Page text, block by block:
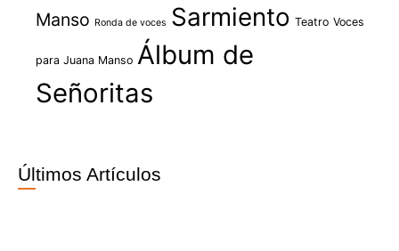
Manso Ronda de voces Sarmiento Teatro Voces
para Juana Manso Álbum de
Señoritas
Últimos Artículos